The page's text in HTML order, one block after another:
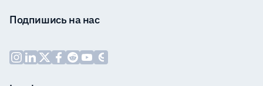
Подпишись на нас